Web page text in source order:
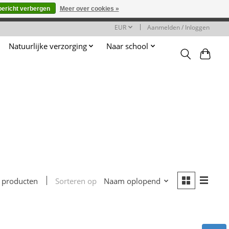
EUR Aanmelden / Inloggen
Natuurlijke verzorging
Naar school
Sorteren op Naam oplopend
verbergen Meer over cookies »
gehonoreerd of verwerkt.